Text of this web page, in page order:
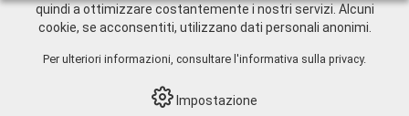
Sistemi per fusti
TECNOLOGIA DI
quindi a ottimizzare costantemente i nostri servizi. Alcuni
cookie, se acconsentiti, utilizzano dati personali anonimi.
Per ulteriori informazioni, consultare l'informativa sulla privacy.
Impostazione